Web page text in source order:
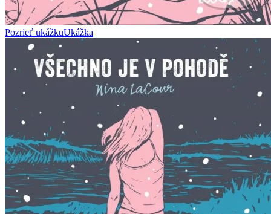
Pozrieť ukážkuUkážka